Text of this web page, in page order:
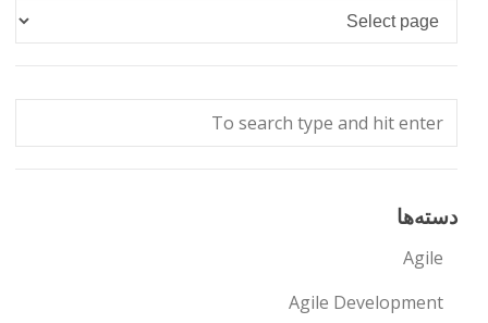
Languages
دسته‌ها
Agile
Agile Development